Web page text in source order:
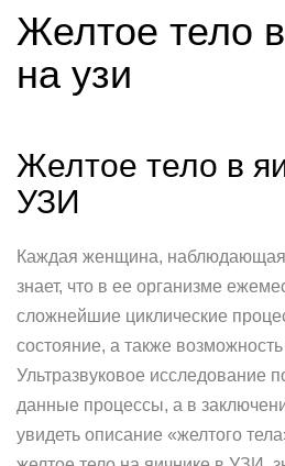
Желтое тело
на узи
Желтое тело в
УЗИ
Каждая женщина, наблюдающая
знает, что в ее организме
сложнейшие циклические
состояние, а также
Ультразвуковое исследование
данные процессы, а в
увидеть описание «желтого